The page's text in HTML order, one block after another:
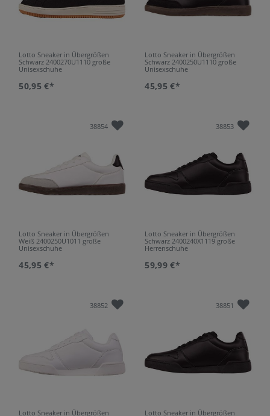
Lotto Sneaker in Übergrößen
Schwarz 2400270U1110 große
Unisexschuhe
50,95 €*
Lotto Sneaker in Übergrößen
Schwarz 2400250U1110 große
Unisexschuhe
45,95 €*
38854
Lotto Sneaker in Übergrößen
Weiß 2400250U1011 große
Unisexschuhe
45,95 €*
38853
Lotto Sneaker in Übergrößen
Schwarz 2400240X1119 große
Herrenschuhe
59,99 €*
38852
Lotto Sneaker in Übergrößen
38851
Lotto Sneaker in Übergrößen